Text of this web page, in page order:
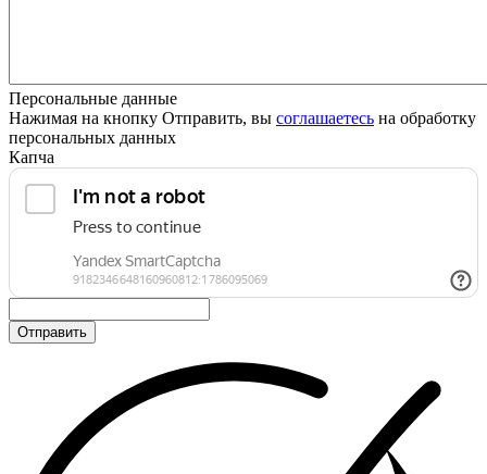
Персональные данные
Нажимая на кнопку Отправить, вы соглашаетесь на обработку
персональных данных
Капча
Отправить